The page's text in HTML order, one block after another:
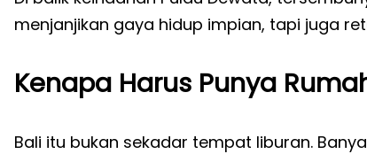
menjanjikan gaya hidup impian, tapi juga
Kenapa Harus Punya
Bali itu bukan sekadar tempat liburan.